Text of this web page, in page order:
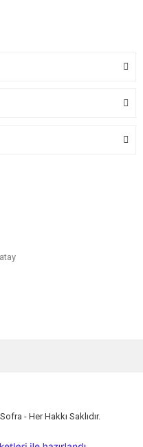
- Her Hakkı Saklıdır.